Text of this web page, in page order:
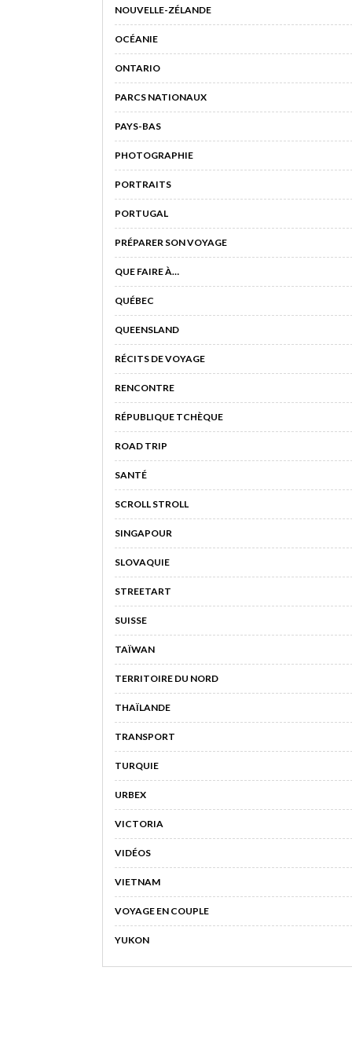
NOUVELLE-ZÉLANDE
OCÉANIE
ONTARIO
PARCS NATIONAUX
PAYS-BAS
PHOTOGRAPHIE
PORTRAITS
PORTUGAL
PRÉPARER SON VOYAGE
QUE FAIRE À…
QUÉBEC
QUEENSLAND
RÉCITS DE VOYAGE
RENCONTRE
RÉPUBLIQUE TCHÈQUE
ROAD TRIP
SANTÉ
SCROLL STROLL
SINGAPOUR
SLOVAQUIE
STREETART
SUISSE
TAÏWAN
TERRITOIRE DU NORD
THAÏLANDE
TRANSPORT
TURQUIE
URBEX
VICTORIA
VIDÉOS
VIETNAM
VOYAGE EN COUPLE
YUKON